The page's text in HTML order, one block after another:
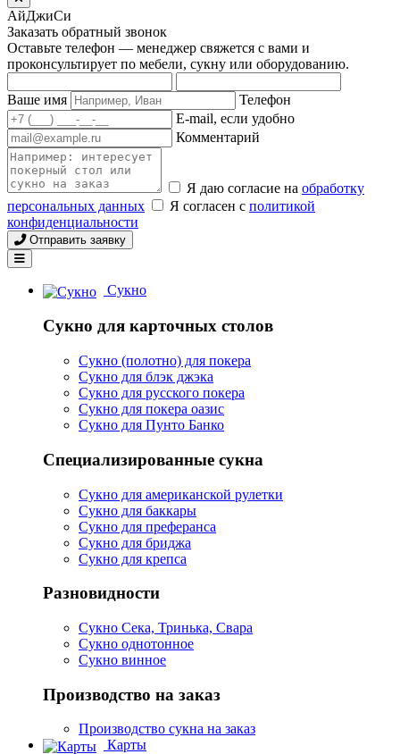
АйДжиСи
Заказать обратный звонок
Оставьте телефон — менеджер свяжется с вами и
проконсультирует по мебели, сукну или оборудованию.
Ваше имя
Телефон
E-mail, если удобно
Комментарий
Я даю согласие на обработку
персональных данных
Я согласен с политикой
конфиденциальности
Отправить заявку
Сукно
Сукно для карточных столов
Сукно (полотно) для покера
Сукно для блэк джэка
Сукно для русского покера
Сукно для покера оазис
Сукно для Пунто Банко
Специализированные сукна
Сукно для американской рулетки
Сукно для баккары
Сукно для преферанса
Сукно для бриджа
Сукно для крепса
Разновидности
Сукно Сека, Тринька, Свара
Сукно однотонное
Сукно винное
Производство на заказ
Производство сукна на заказ
Карты